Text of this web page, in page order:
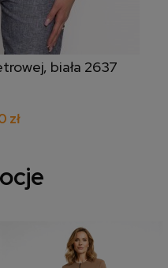
biała 2637
zł